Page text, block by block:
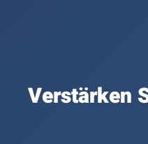
Verstärken